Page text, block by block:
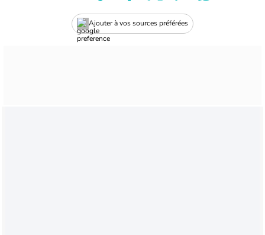
Ajouter à vos sources préférées